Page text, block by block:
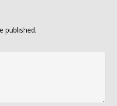
published.